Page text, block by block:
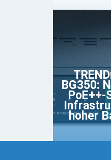
BG350:
hoher